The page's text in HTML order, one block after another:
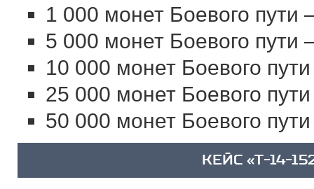
1 000 монет Боевого пути
5 000 монет Боевого пути
10 000 монет Боевого
25 000 монет Боевого
50 000 монет Боевого
КЕЙС «T-14-